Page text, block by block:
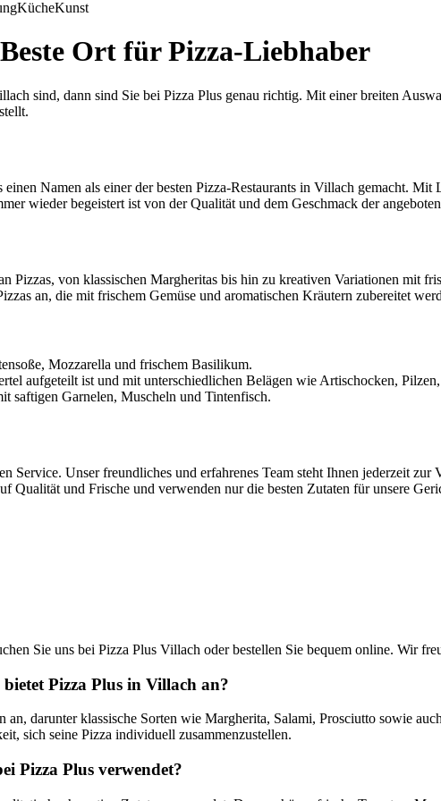
KücheKunst
Ort für Pizza-Liebhaber
sind, dann sind Sie bei Pizza Plus genau richtig. Mit einer breiten
Namen als einer der besten Pizza-Restaurants in Villach gemacht.
wieder begeistert ist von der Qualität und dem Geschmack der
Pizzas, von klassischen Margheritas bis hin zu kreativen Variationen mit
an, die mit frischem Gemüse und aromatischen Kräutern zubereitet
Mozzarella und frischem Basilikum.
aufgeteilt ist und mit unterschiedlichen Belägen wie Artischocken,
saftigen Garnelen, Muscheln und Tintenfisch.
Service. Unser freundliches und erfahrenes Team steht Ihnen jederzeit
Qualität und Frische und verwenden nur die besten Zutaten für unsere
Sie uns bei Pizza Plus Villach oder bestellen Sie bequem online. Wir
Pizza Plus in Villach an?
darunter klassische Sorten wie Margherita, Salami, Prosciutto sowie
sich seine Pizza individuell zusammenzustellen.
Pizza Plus verwendet?